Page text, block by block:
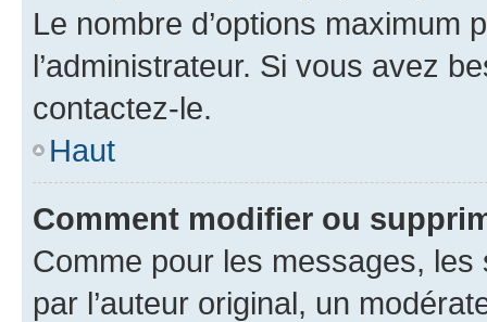
Le nombre d’options maximum
l’administrateur. Si vous avez
contactez-le.
Haut
Comment modifier ou
Comme pour les messages,
par l’auteur original, un